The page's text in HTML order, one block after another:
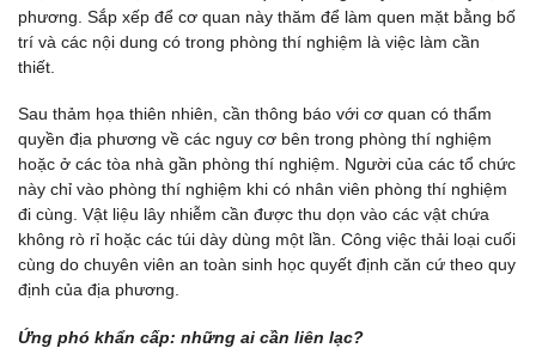
phương. Sắp xếp để cơ quan này thăm để làm quen mặt bằng bố
trí và các nội dung có trong phòng thí nghiệm là việc làm cần
thiết.
Sau thảm họa thiên nhiên, cần thông báo với cơ quan có thẩm
quyền địa phương về các nguy cơ bên trong phòng thí nghiệm
hoặc ở các tòa nhà gần phòng thí nghiệm. Người của các tổ chức
này chỉ vào phòng thí nghiệm khi có nhân viên phòng thí nghiệm
đi cùng. Vật liệu lây nhiễm cần được thu dọn vào các vật chứa
không rò rỉ hoặc các túi dày dùng một lần. Công việc thải loại cuối
cùng do chuyên viên an toàn sinh học quyết định căn cứ theo quy
định của địa phương.
Ứng phó khẩn cấp: những ai cần liên lạc?